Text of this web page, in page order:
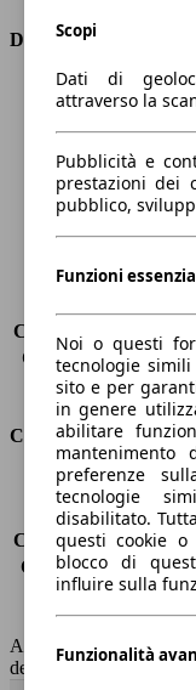
Dimensioni
Lunghezza
Passo
Peso massimo
Sedili
Capacità di traino
Capacità di traino
Volume del
Consumi
Emissioni di CO2*
Consumo (urbano)
Consumo (extra-
Consumo
Classe di emissione
Capacità del
AutoScout24 non si
dei dati.
Scopi
Dati di
attraverso la
Pubblicità e
prestazioni dei
pubblico,
Funzioni
Noi o questi
tecnologie
sito e per
in genere
abilitare
mantenimento
preferenze
tecnologie
disabilitato.
questi cookie
blocco di
influire sulla
Funzionalità